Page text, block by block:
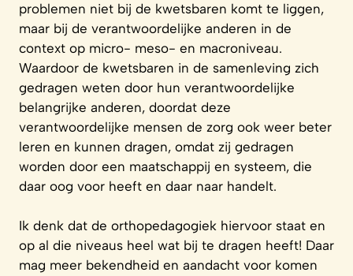
problemen niet bij de kwetsbaren komt te liggen,
maar bij de verantwoordelijke anderen in de
context op micro- meso- en macroniveau.
Waardoor de kwetsbaren in de samenleving zich
gedragen weten door hun verantwoordelijke
belangrijke anderen, doordat deze
verantwoordelijke mensen de zorg ook weer beter
leren en kunnen dragen, omdat zij gedragen
worden door een maatschappij en systeem, die
daar oog voor heeft en daar naar handelt.
Ik denk dat de orthopedagogiek hiervoor staat en
op al die niveaus heel wat bij te dragen heeft! Daar
mag meer bekendheid en aandacht voor komen